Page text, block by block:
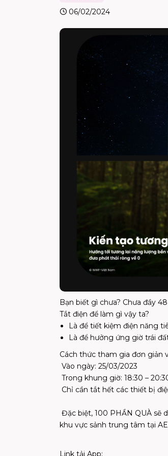
06/02/2024
Bạn biết gì chưa? Chưa đầy
​Tắt điện để làm gì vậy ta?​
Là để tiết kiệm điện năng
Là để hưởng ứng giờ trái
​Cách thức tham gia đơn giản
Vào ngày: 25/03/2023 ​
Trong khung giờ: 18:30 –
Chỉ cần tắt hết các thiết bị
Đặc biệt, 100 PHẦN QUÀ sẽ
khu vực sảnh trung tâm tại
Link tải App: